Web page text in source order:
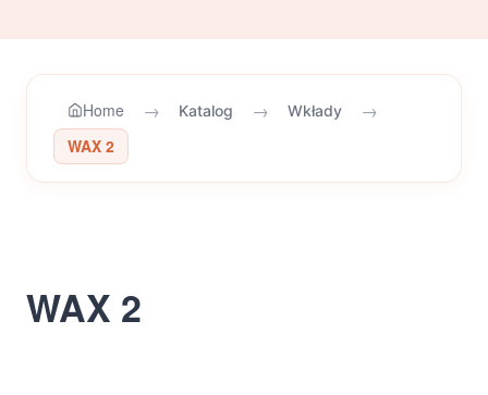
Home → Katalog → Wkłady →
WAX 2
WAX 2